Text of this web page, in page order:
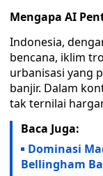
Mengapa AI
Indonesia,
bencana, iklim
urbanisasi yang
banjir. Dalam
tak ternilai
Baca Juga:
Dominasi
Bellingham